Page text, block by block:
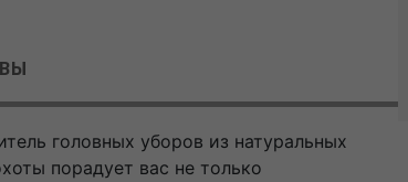
головных уборов из натуральных
порадует вас не только